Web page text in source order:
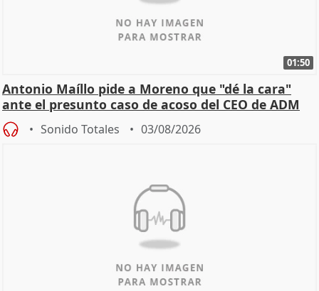
01:50
Antonio Maíllo pide a Moreno que "dé la cara"
ante el presunto caso de acoso del CEO de ADM
Sonido Totales 03/08/2026